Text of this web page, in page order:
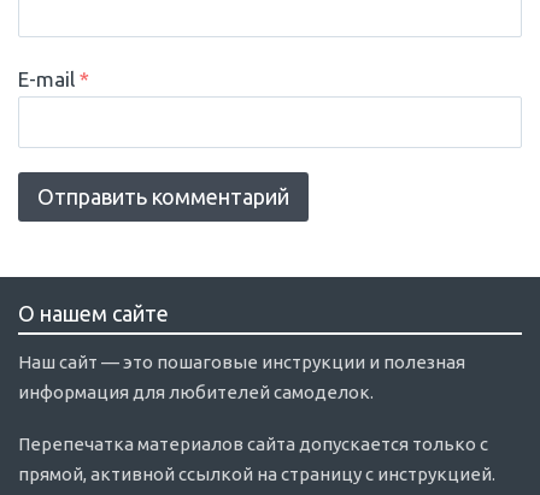
E-mail *
О нашем сайте
Наш сайт — это пошаговые инструкции и полезная
информация для любителей самоделок.
Перепечатка материалов сайта допускается только с
прямой, активной ссылкой на страницу с инструкцией.